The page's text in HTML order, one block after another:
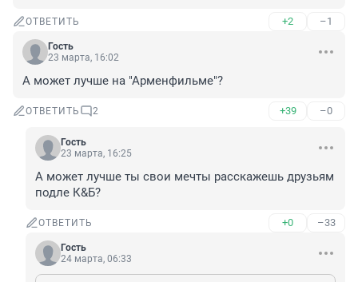
ОТВЕТИТЬ +2 –1
Гость
23 марта, 16:02
А может лучше на "Арменфильме"?
ОТВЕТИТЬ 2 +39 –0
Гость
23 марта, 16:25
А может лучше ты свои мечты расскажешь друзьям
подле К&Б?
ОТВЕТИТЬ +0 –33
Гость
24 марта, 06:33